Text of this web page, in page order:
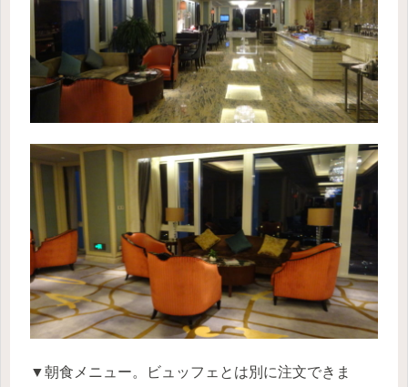
▼朝食メニュー。ビュッフェとは別に注文できま